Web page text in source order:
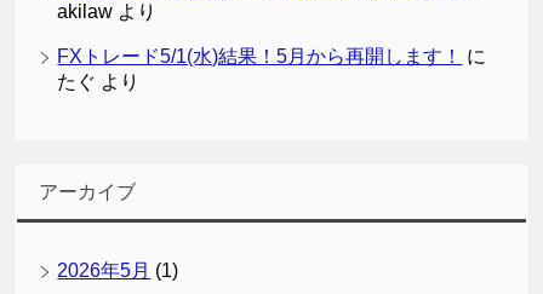
akilaw より
FXトレード5/1(水)結果！5月から再開します！
に
たぐ より
アーカイブ
2026年5月 (1)